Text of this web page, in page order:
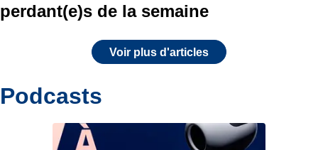
perdant(e)s de la semaine
Voir plus d'articles
Podcasts